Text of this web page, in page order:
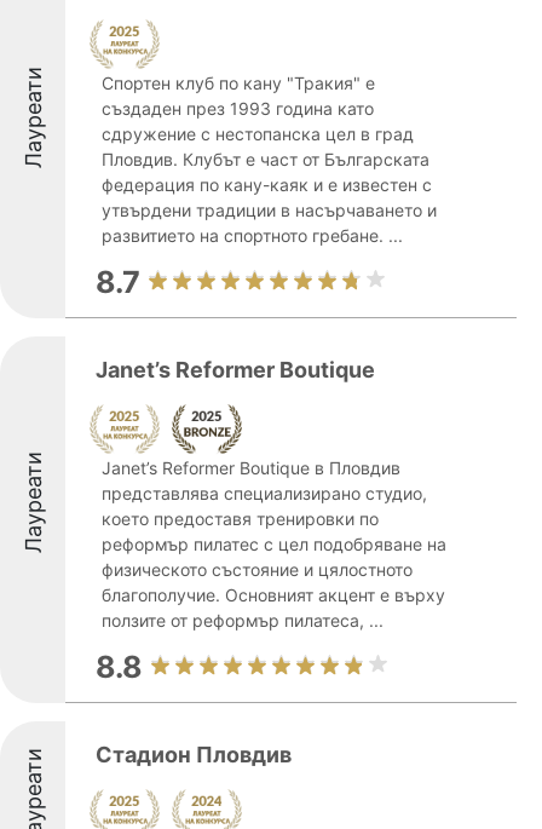
Лауреати
Спортен клуб по кану "Тракия" е
създаден през 1993 година като
сдружение с нестопанска цел в град
Пловдив. Клубът е част от Българската
федерация по кану-каяк и е известен с
утвърдени традиции в насърчаването и
развитието на спортното гребане. ...
8.7
Лауреати
Janet’s Reformer Boutique
Janet’s Reformer Boutique в Пловдив
представлява специализирано студио,
което предоставя тренировки по
реформър пилатес с цел подобряване на
физическото състояние и цялостното
благополучие. Основният акцент е върху
ползите от реформър пилатеса, ...
8.8
Лауреати Стадион Пловдив